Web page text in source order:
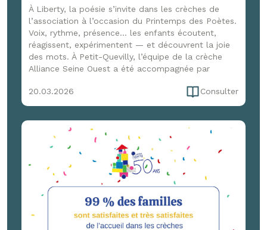
À Liberty, la poésie s’invite dans les crèches de
l’association à l’occasion du Printemps des Poètes.
Voix, rythme, présence… les enfants écoutent,
réagissent, expérimentent — et découvrent la joie
des mots. À Petit-Quevilly, l’équipe de la crèche
Alliance Seine Ouest a été accompagnée par
immersion de trois jours, entre formation et
expérimentation, pour faire vivre la poésie dans le
France 3 Normandie, venu capter ces joyeux
moments ! Un reportage à retrouver ici :
www.youtube.com/watch?v=G4DpxNk84jg
20.03.2026 Consulter